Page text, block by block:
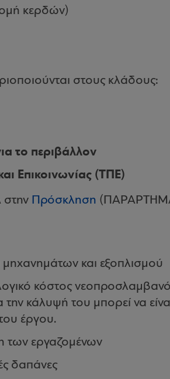
κερδών)
στους κλάδους:
το περιβάλλον
Επικοινωνίας (ΤΠΕ)
στην Πρόσκληση
μηχανημάτων και εξοπλισμού
κόστος
κάλυψή του μπορεί να
έργου.
των εργαζομένων
δαπάνες